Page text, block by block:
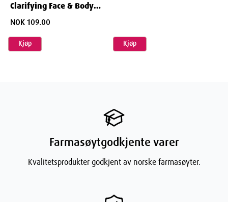
Clarifying Face & Body
Cleanser 200 ml
NOK 109.00
Kjøp Kjøp
Farmasøytgodkjente varer
Kvalitetsprodukter godkjent av norske farmasøyter.